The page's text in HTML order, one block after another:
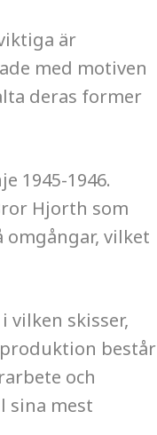
är
med motiven
deras former
1945-1946.
Hjorth som
vilket
vilken skisser,
består
och
sina mest